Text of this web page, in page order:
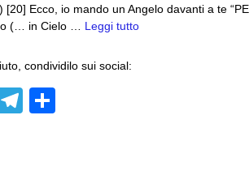
[20] Ecco, io mando un Angelo davanti a te
(… in Cielo … Leggi tutto
condividilo sui social:
W
T